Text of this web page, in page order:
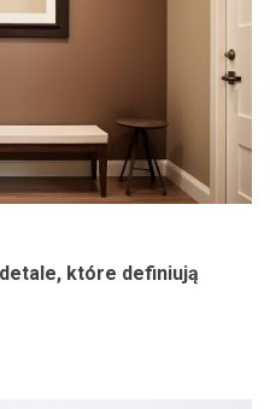
które definiują